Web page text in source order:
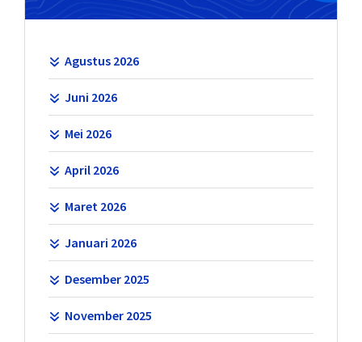
Agustus 2026
Juni 2026
Mei 2026
April 2026
Maret 2026
Januari 2026
Desember 2025
November 2025